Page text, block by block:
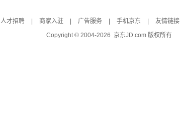
人才招聘 商家入驻 广告服务 手机京东 友情链接
Copyright © 2004-2026 京东JD.com 版权所有